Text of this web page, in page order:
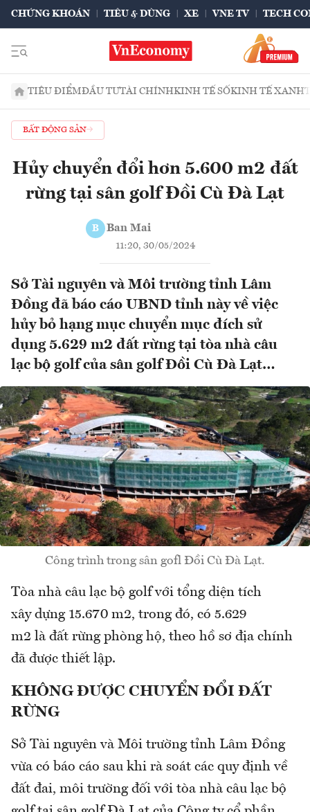
CHỨNG KHOÁN TIÊU & DÙNG XE VNE TV TECH
TIÊU ĐIỂMĐẦU TƯTÀI CHÍNHKINH TẾ SỐKINH TẾ XANH
BẤT ĐỘNG SẢN
Hủy chuyển đổi hơn 5.600 m2 đất
rừng tại sân golf Đồi Cù Đà Lạt
B Ban Mai
11:20, 30/05/2024
Sở Tài nguyên và Môi trường tỉnh Lâm
Đồng đã báo cáo UBND tỉnh này về việc
hủy bỏ hạng mục chuyển mục đích sử
dụng 5.629 m2 đất rừng tại tòa nhà câu
lạc bộ golf của sân golf Đồi Cù Đà Lạt…
Công trình trong sân gofl Đồi Cù Đà Lạt.
Tòa nhà câu lạc bộ golf với tổng diện tích
xây dựng 15.670 m2, trong đó, có 5.629
m2 là đất rừng phòng hộ, theo hồ sơ địa chính
đã được thiết lập.
KHÔNG ĐƯỢC CHUYỂN ĐỔI ĐẤT
RỪNG
Sở Tài nguyên và Môi trường tỉnh Lâm Đồng
vừa có báo cáo sau khi rà soát các quy định về
đất đai, môi trường đối với tòa nhà câu lạc bộ